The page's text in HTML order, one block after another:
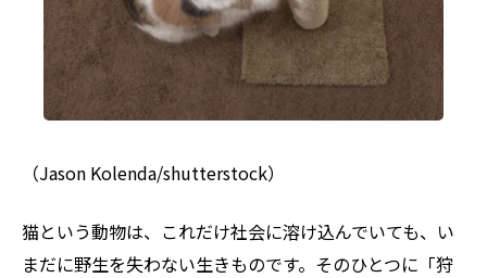
（Jason Kolenda/shutterstock）
猫という動物は、これだけ社会に溶け込んでいても、い
まだに野生を失わない生きものです。そのひとつに「狩